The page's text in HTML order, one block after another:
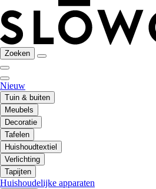
Zoeken
Nieuw
Tuin & buiten
Meubels
Decoratie
Tafelen
Huishoudtextiel
Verlichting
Tapijten
Huishoudelijke apparaten